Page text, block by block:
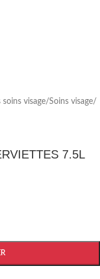
soins visage/Soins visage/
7.5L